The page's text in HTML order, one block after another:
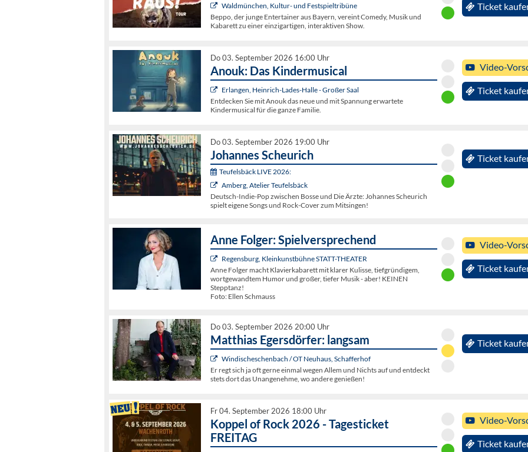
Waldmünchen, Kultur- und Festspieltribüne
Beppo, der junge Entertainer aus Bayern, vereint Comedy, Musik und
Kabarett zu einer einzigartigen, interaktiven Show.
Ticket
Do 03. September 2026 16:00 Uhr
Anouk: Das Kindermusical
Erlangen, Heinrich-Lades-Halle - Großer Saal
Entdecken Sie mit Anouk das neue und mit Spannung erwartete
Kindermusical für die ganze Familie.
Video-
Ticket
Do 03. September 2026 19:00 Uhr
Johannes Scheurich
Teufelsbäck LIVE 2026:
Amberg, Atelier Teufelsbäck
Deutsch-Indie-Pop zwischen Bosse und Die Ärzte: Johannes Scheurich
spielt eigene Songs und Rock-Cover zum Mitsingen!
Ticket
Anne Folger: Spielversprechend
Regensburg, Kleinkunstbühne STATT-THEATER
Anne Folger macht Klavierkabarett mit klarer Kulisse, tiefgründigem,
wortgewandtem Humor und großer, tiefer Musik - aber! KEINEN
Stepptanz!
Foto: Ellen Schmauss
Video-
Ticket
Do 03. September 2026 20:00 Uhr
Matthias Egersdörfer: langsam
Windischeschenbach / OT Neuhaus, Schafferhof
Er regt sich ja oft gerne einmal wegen Allem und Nichts auf und entdeckt
stets dort das Unangenehme, wo andere genießen!
Ticket
Fr 04. September 2026 18:00 Uhr
Koppel of Rock 2026 - Tagesticket
FREITAG
Video-
Ticket